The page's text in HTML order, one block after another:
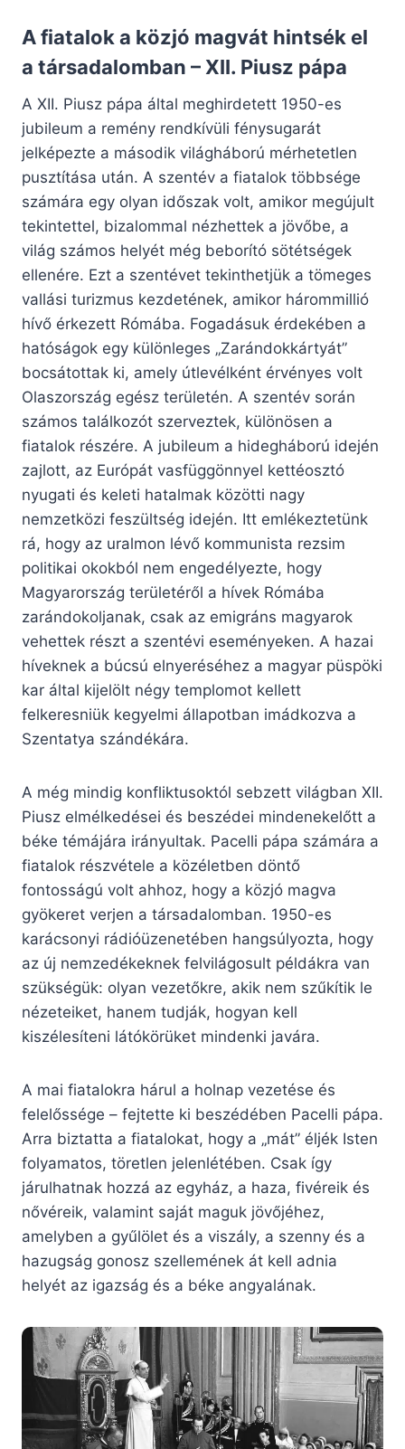
A fiatalok a közjó magvát hintsék el
a társadalomban – XII. Piusz pápa
A XII. Piusz pápa által meghirdetett 1950-es
jubileum a remény rendkívüli fénysugarát
jelképezte a második világháború mérhetetlen
pusztítása után. A szentév a fiatalok többsége
számára egy olyan időszak volt, amikor megújult
tekintettel, bizalommal nézhettek a jövőbe, a
világ számos helyét még beborító sötétségek
ellenére. Ezt a szentévet tekinthetjük a tömeges
vallási turizmus kezdetének, amikor hárommillió
hívő érkezett Rómába. Fogadásuk érdekében a
hatóságok egy különleges „Zarándokkártyát”
bocsátottak ki, amely útlevélként érvényes volt
Olaszország egész területén. A szentév során
számos találkozót szerveztek, különösen a
fiatalok részére. A jubileum a hidegháború idején
zajlott, az Európát vasfüggönnyel kettéosztó
nyugati és keleti hatalmak közötti nagy
nemzetközi feszültség idején. Itt emlékeztetünk
rá, hogy az uralmon lévő kommunista rezsim
politikai okokból nem engedélyezte, hogy
Magyarország területéről a hívek Rómába
zarándokoljanak, csak az emigráns magyarok
vehettek részt a szentévi eseményeken. A hazai
híveknek a búcsú elnyeréséhez a magyar püspöki
kar által kijelölt négy templomot kellett
felkeresniük kegyelmi állapotban imádkozva a
Szentatya szándékára.
A még mindig konfliktusoktól sebzett világban XII.
Piusz elmélkedései és beszédei mindenekelőtt a
béke témájára irányultak. Pacelli pápa számára a
fiatalok részvétele a közéletben döntő
fontosságú volt ahhoz, hogy a közjó magva
gyökeret verjen a társadalomban. 1950-es
karácsonyi rádióüzenetében hangsúlyozta, hogy
az új nemzedékeknek felvilágosult példákra van
szükségük: olyan vezetőkre, akik nem szűkítik le
nézeteiket, hanem tudják, hogyan kell
kiszélesíteni látókörüket mindenki javára.
A mai fiatalokra hárul a holnap vezetése és
felelőssége – fejtette ki beszédében Pacelli pápa.
Arra biztatta a fiatalokat, hogy a „mát” éljék Isten
folyamatos, töretlen jelenlétében. Csak így
járulhatnak hozzá az egyház, a haza, fivéreik és
nővéreik, valamint saját maguk jövőjéhez,
amelyben a gyűlölet és a viszály, a szenny és a
hazugság gonosz szellemének át kell adnia
helyét az igazság és a béke angyalának.